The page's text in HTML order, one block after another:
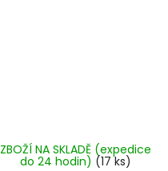
ZBOŽÍ NA SKLADĚ (expedice
do 24 hodin) (17 ks)